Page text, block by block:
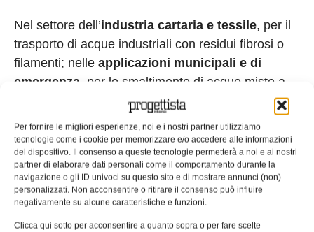
Per fornire le migliori esperienze, noi e i nostri partner utilizziamo
tecnologie come i cookie per memorizzare e/o accedere alle informazioni
del dispositivo. Il consenso a queste tecnologie permetterà a noi e ai nostri
partner di elaborare dati personali come il comportamento durante la
navigazione o gli ID univoci su questo sito e di mostrare annunci (non)
personalizzati. Non acconsentire o ritirare il consenso può influire
negativamente su alcune caratteristiche e funzioni.
Clicca qui sotto per acconsentire a quanto sopra o per fare scelte
Nel settore dell’industria cartaria e tessile, per il
trasporto di acque industriali con residui fibrosi o
filamenti; nelle applicazioni municipali e di
emergenza , per lo smaltimento di acque miste a
rifiuti in contesti urbani o alluvionali e, infine, nel
industria
alimentare, agricola e zootecnica, per il
pompaggio delle acque reflue e di processo
cariche. Grey CTG è la soluzione definitiva perla
gestione efficiente e senza blocchi delle acque